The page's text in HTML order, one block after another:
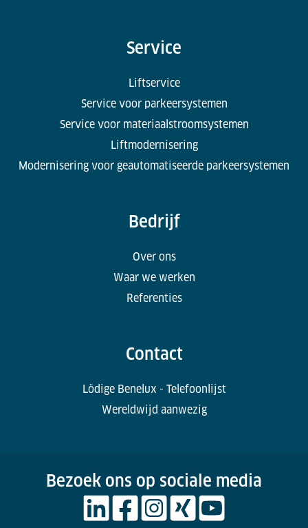
Service
Liftservice
Service voor parkeersystemen
Service voor materiaalstroomsystemen
Liftmodernisering
Modernisering voor geautomatiseerde parkeersystemen
Bedrijf
Over ons
Waar we werken
Referenties
Contact
Lödige Benelux - Telefoonlijst
Wereldwijd aanwezig
Bezoek ons op sociale media